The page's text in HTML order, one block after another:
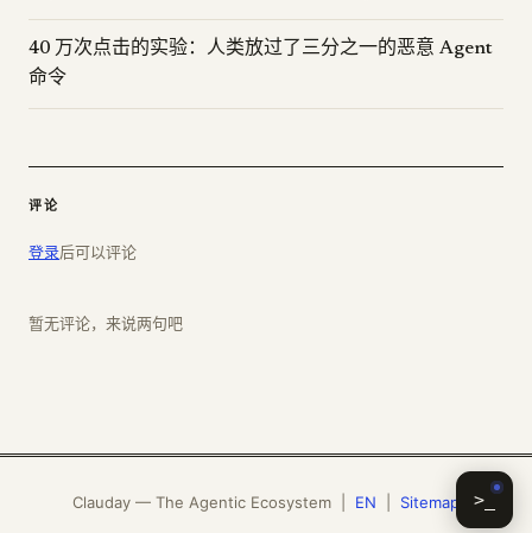
40 万次点击的实验：人类放过了三分之一的恶意 Agent
命令
评论
登录后可以评论
暂无评论，来说两句吧
Clauday — The Agentic Ecosystem | EN Sitemap >_